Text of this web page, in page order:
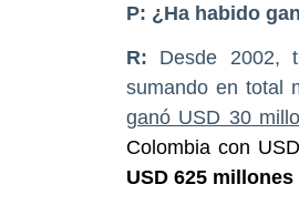
P: ¿Ha habido
R: Desde 2002,
sumando en total
ganó USD 30
Colombia con
USD 625 millones